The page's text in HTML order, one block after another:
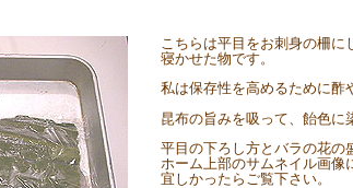
こちらは平目をお刺身の柵に
寝かせた物です。
私は保存性を高めるために酢
昆布の旨みを吸って、飴色に
平目の下ろし方とバラの花の
ホーム上部のサムネイル画像
宜しかったらご覧下さい。